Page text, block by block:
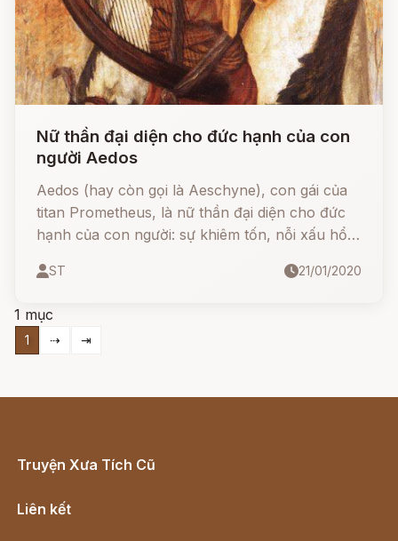
Nữ thần đại diện cho đức hạnh của con
người Aedos
Aedos (hay còn gọi là Aeschyne), con gái của
titan Prometheus, là nữ thần đại diện cho đức
hạnh của con người: sự khiêm tốn, nỗi xấu hổ,
bạn đồng hành của nữ thần Nemesis.
ST 21/01/2020
1 mục
1 ⇢ ⇥
Truyện Xưa Tích Cũ
Liên kết